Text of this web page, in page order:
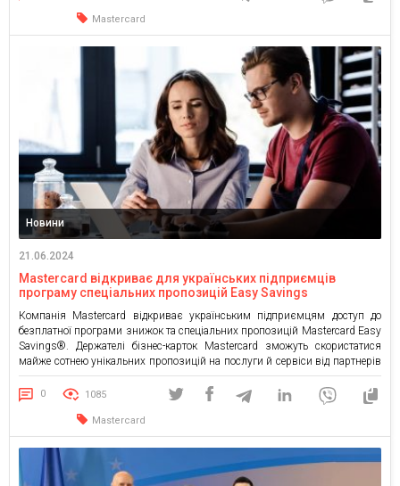
Mastercard
Новини
21.06.2024
Mastercard відкриває для українських підприємців
програму спеціальних пропозицій Easy Savings
Компанія Mastercard відкриває українським підприємцям доступ до
безплатної програми знижок та спеціальних пропозицій Mastercard Easy
Savings®. Держателі бізнес-карток Mastercard зможуть скористатися
майже сотнею унікальних пропозицій на послуги й сервіси від партнерів
програми – провідних світових компаній та брендів. Програма
покликана підтримати українських підприємців, розширити для них
можливості в бізнесі та сприяти зростанню й розвитку їхньої […]
0 1085
Mastercard